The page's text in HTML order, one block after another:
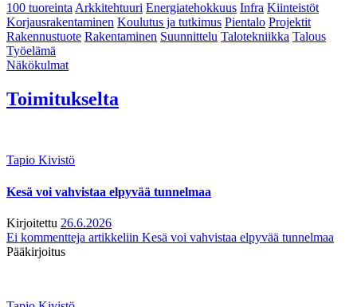
100 tuoreintaArkkitehtuuri Energiatehokkuus Infra Kiinteistöt
Korjausrakentaminen Koulutus ja tutkimus Pientalo Projektit
Rakennustuote Rakentaminen Suunnittelu Talotekniikka Talous
Työelämä
Näkökulmat
Toimitukselta
Tapio Kivistö
Kesä voi vahvistaa elpyvää tunnelmaa
Kirjoitettu 26.6.2026
Ei kommentteja artikkeliin Kesä voi vahvistaa elpyvää tunnelmaa
Pääkirjoitus